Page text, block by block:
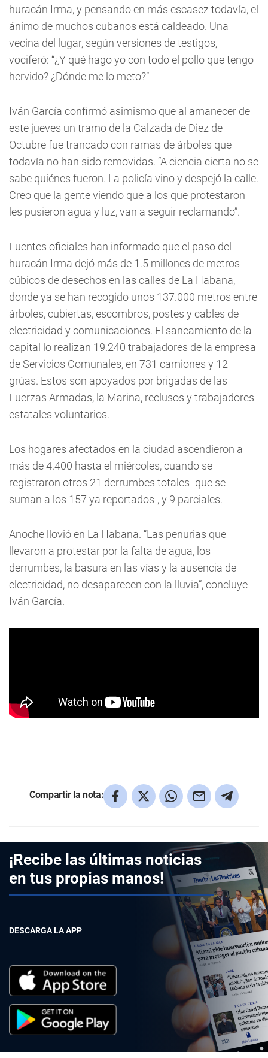
huracán Irma, y pensando en más escasez todavía, el
ánimo de muchos cubanos está caldeado. Una
vecina del lugar, según versiones de testigos,
vociferó: “¿Y qué hago yo con todo el pollo que tengo
hervido? ¿Dónde me lo meto?”
Iván García confirmó asimismo que al amanecer de
este jueves un tramo de la Calzada de Diez de
Octubre fue trancado con ramas de árboles que
todavía no han sido removidas. “A ciencia cierta no se
sabe quiénes fueron. La policía vino y despejó la calle.
Creo que la gente viendo que a los que protestaron
les pusieron agua y luz, van a seguir reclamando”.
Fuentes oficiales han informado que el paso del
huracán Irma dejó más de 1.5 millones de metros
cúbicos de desechos en las calles de La Habana,
donde ya se han recogido unos 137.000 metros entre
árboles, cubiertas, escombros, postes y cables de
electricidad y comunicaciones. El saneamiento de la
capital lo realizan 19.240 trabajadores de la empresa
de Servicios Comunales, en 731 camiones y 12
grúas. Estos son apoyados por brigadas de las
Fuerzas Armadas, la Marina, reclusos y trabajadores
estatales voluntarios.
Los hogares afectados en la ciudad ascendieron a
más de 4.400 hasta el miércoles, cuando se
registraron otros 21 derrumbes totales -que se
suman a los 157 ya reportados-, y 9 parciales.
Anoche llovió en La Habana. “Las penurias que
llevaron a protestar por la falta de agua, los
derrumbes, la basura en las vías y la ausencia de
electricidad, no desaparecen con la lluvia”, concluye
Iván García.
Compartir la nota:
¡Recibe las últimas noticias
en tus propias manos!
DESCARGA LA APP